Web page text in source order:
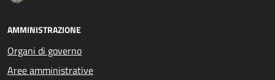
AMMINISTRAZIONE
Organi di governo
Aree amministrative